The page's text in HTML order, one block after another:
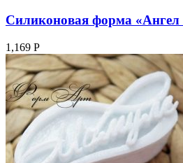
Силиконовая форма «Ангел
1,169 Р